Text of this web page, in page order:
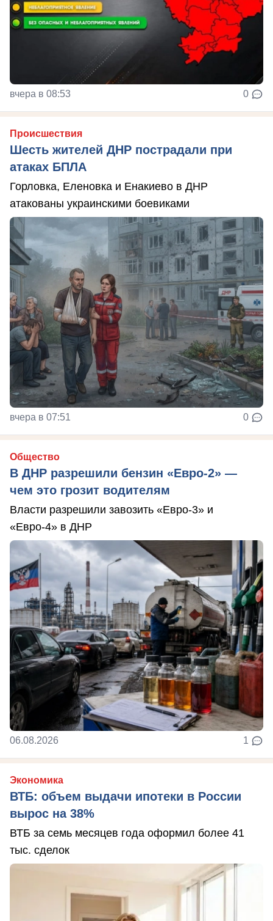
вчера в 08:53 0
Происшествия
Шесть жителей ДНР пострадали при
атаках БПЛА
Горловка, Еленовка и Енакиево в ДНР
атакованы украинскими боевиками
вчера в 07:51 0
Общество
В ДНР разрешили бензин «Евро-2» —
чем это грозит водителям
Власти разрешили завозить «Евро-3» и
«Евро-4» в ДНР
06.08.2026 1
Экономика
ВТБ: объем выдачи ипотеки в России
вырос на 38%
ВТБ за семь месяцев года оформил более 41
тыс. сделок